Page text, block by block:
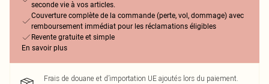
seconde vie à vos articles.
Couverture complète de la commande (perte, vol, dommage) avec
remboursement immédiat pour les réclamations éligibles
Revente gratuite et simple
En savoir plus
Frais de douane et d’importation UE ajoutés lors du paiement.